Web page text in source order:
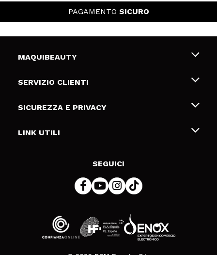
PAGAMENTO SICURO
MAQUIBEAUTY
Chi siamo
Gift Cards
SERVIZIO CLIENTI
Spedizioni & Resi
Metodi di pagamamento
SICUREZZA E PRIVACY
Termini e condizioni
LINK UTILI
SEGUICI